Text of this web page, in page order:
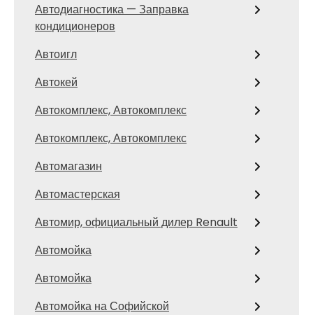
Автодиагностика — Заправка
кондиционеров
Автоигл
Автокей
Автокомплекс, Автокомплекс
Автокомплекс, Автокомплекс
Автомагазин
Автомастерская
Автомир, официальный дилер Renault
Автомойка
Автомойка
Автомойка на Софийской